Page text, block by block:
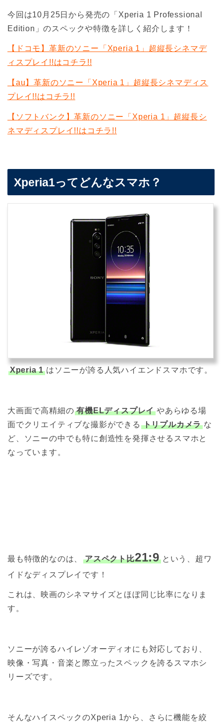
今回は10月25日から発売の「Xperia 1 Professional
Edition」のスペックや特徴を詳しく紹介します！
【ドコモ】革新のソニー「Xperia 1」超縦長シネマデ
ィスプレイ!!はコチラ!!
【au】革新のソニー「Xperia 1」超縦長シネマディス
プレイ!!はコチラ!!
【ソフトバンク】革新のソニー「Xperia 1」超縦長シ
ネマディスプレイ!!はコチラ!!
Xperia1ってどんなスマホ？
Xperia 1 はソニーが誇る人気ハイエンドスマホです。
大画面で高精細の 有機ELディスプレイ やあらゆる場
面でクリエイティブな撮影ができる トリプルカメラ な
ど、ソニーの中でも特に創造性を発揮させるスマホと
なっています。
最も特徴的なのは、 アスペクト比21:9 という、超ワ
イドなディスプレイです！
これは、映画のシネマサイズとほぼ同じ比率になりま
す。
ソニーが誇るハイレゾオーディオにも対応しており、
映像・写真・音楽と際立ったスペックを誇るスマホシ
リーズです。
そんなハイスペックのXperia 1から、さらに機能を絞